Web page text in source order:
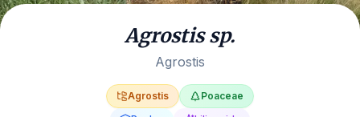
Agrostis sp.
Agrostis
Agrostis
Poaceae